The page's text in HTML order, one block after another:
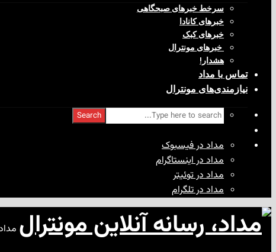
سرخط خبرهای صبحگاهی
خبرهای کانادا
خبرهای کبک
‌ خبرهای مونترال
هشدار!
تماس با مداد
نیازمندی‌های مونترال
Search
مداد در فیسبوک
مداد در اینستاگرام
مداد در توئیتر
مداد در تلگرام